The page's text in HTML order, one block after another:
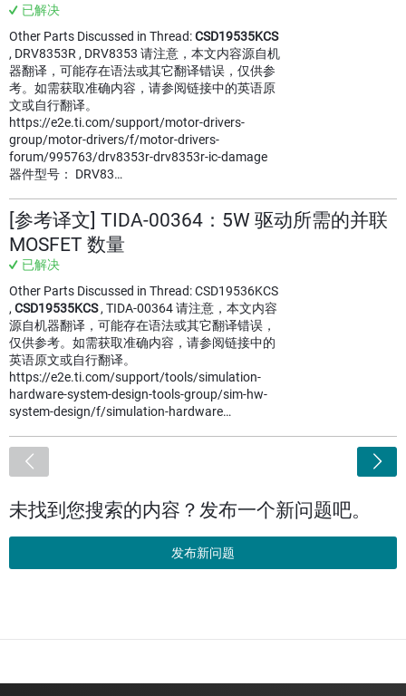
已解决
Other Parts Discussed in Thread:CSD19535KCS
, DRV8353R , DRV8353 请注意，本文内容源自机
器翻译，可能存在语法或其它翻译错误，仅供参
考。如需获取准确内容，请参阅链接中的英语原
文或自行翻译。
https://e2e.ti.com/support/motor-drivers-
group/motor-drivers/f/motor-drivers-
forum/995763/drv8353r-drv8353r-ic-damage
器件型号： DRV83…
[参考译文] TIDA-00364：5W 驱动所需的并联
MOSFET 数量
已解决
Other Parts Discussed in Thread: CSD19536KCS
, CSD19535KCS, TIDA-00364 请注意，本文内容
源自机器翻译，可能存在语法或其它翻译错误，
仅供参考。如需获取准确内容，请参阅链接中的
英语原文或自行翻译。
https://e2e.ti.com/support/tools/simulation-
hardware-system-design-tools-group/sim-hw-
system-design/f/simulation-hardware…
未找到您搜索的内容？发布一个新问题吧。
发布新问题